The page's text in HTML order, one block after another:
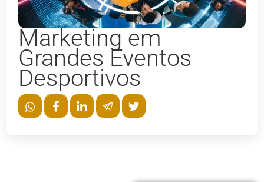
Marketing em
Grandes Eventos
Desportivos